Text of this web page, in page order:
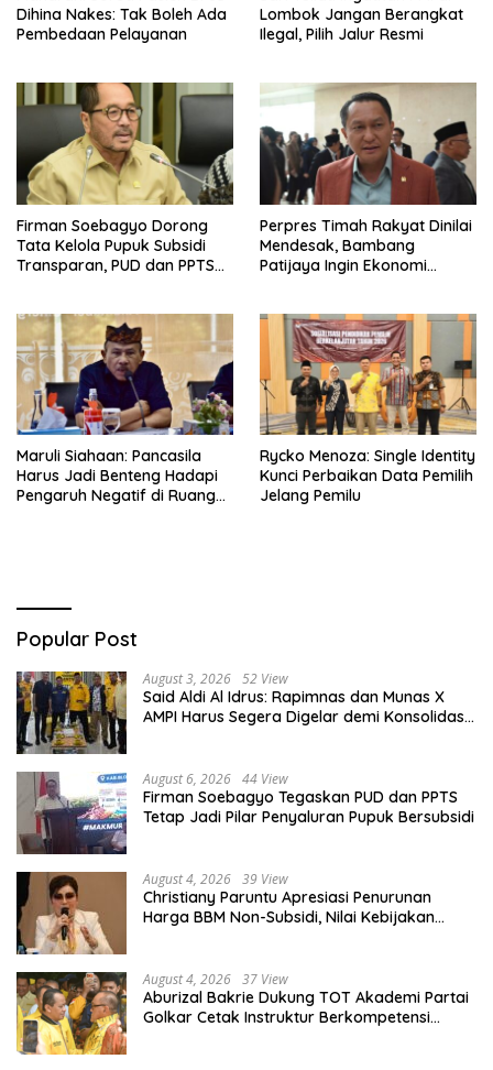
Dihina Nakes: Tak Boleh Ada
Pembedaan Pelayanan
Lombok Jangan Berangkat
Ilegal, Pilih Jalur Resmi
Firman Soebagyo Dorong
Tata Kelola Pupuk Subsidi
Transparan, PUD dan PPTS
Perpres Timah Rakyat Dinilai
Mendesak, Bambang
Patijaya Ingin Ekonomi
Maruli Siahaan: Pancasila
Harus Jadi Benteng Hadapi
Pengaruh Negatif di Ruang
Rycko Menoza: Single Identity
Kunci Perbaikan Data Pemilih
Jelang Pemilu
Popular Post
August 3, 2026 52 View
Said Aldi Al Idrus: Rapimnas dan Munas X
AMPI Harus Segera Digelar demi Konsolidasi
August 6, 2026 44 View
Firman Soebagyo Tegaskan PUD dan PPTS
Tetap Jadi Pilar Penyaluran Pupuk Bersubsidi
August 4, 2026 39 View
Christiany Paruntu Apresiasi Penurunan
Harga BBM Non-Subsidi, Nilai Kebijakan
August 4, 2026 37 View
Aburizal Bakrie Dukung TOT Akademi Partai
Golkar Cetak Instruktur Berkompetensi